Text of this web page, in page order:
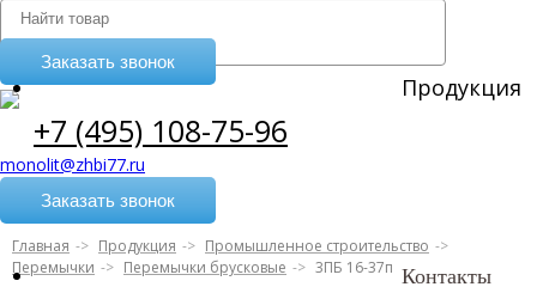
Продукция
Контакты
Заказать звонок
+7 (495) 108-75-96
monolit@zhbi77.ru
Заказать звонок
Главная Продукция
Промышленное строительство
Перемычки
Перемычки брусковые 3ПБ 16-37п